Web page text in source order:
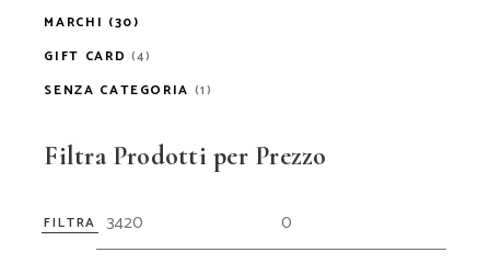
MARCHI (30)
GIFT CARD (4)
SENZA CATEGORIA (1)
Filtra Prodotti per Prezzo
Min
Max
FILTRA